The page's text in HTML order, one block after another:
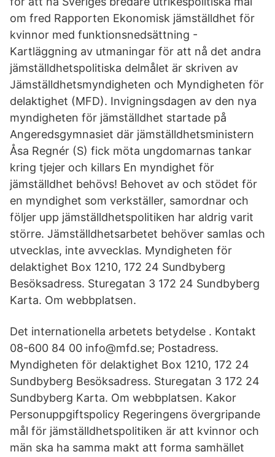
om fred Rapporten Ekonomisk jämställdhet för
kvinnor med funktionsnedsättning -
Kartläggning av utmaningar för att nå det andra
jämställdhetspolitiska delmålet är skriven av
Jämställdhetsmyndigheten och Myndigheten för
delaktighet (MFD). Invigningsdagen av den nya
myndigheten för jämställdhet startade på
Angeredsgymnasiet där jämställdhetsministern
Åsa Regnér (S) fick möta ungdomarnas tankar
kring tjejer och killars En myndighet för
jämställdhet behövs! Behovet av och stödet för
en myndighet som verkställer, samordnar och
följer upp jämställdhetspolitiken har aldrig varit
större. Jämställdhetsarbetet behöver samlas och
utvecklas, inte avvecklas. Myndigheten för
delaktighet Box 1210, 172 24 Sundbyberg
Besöksadress. Sturegatan 3 172 24 Sundbyberg
Karta. Om webbplatsen.
Det internationella arbetets betydelse . Kontakt
08-600 84 00 info@mfd.se; Postadress.
Myndigheten för delaktighet Box 1210, 172 24
Sundbyberg Besöksadress. Sturegatan 3 172 24
Sundbyberg Karta. Om webbplatsen. Kakor
Personuppgiftspolicy Regeringens övergripande
mål för jämställdhetspolitiken är att kvinnor och
män ska ha samma makt att forma samhället